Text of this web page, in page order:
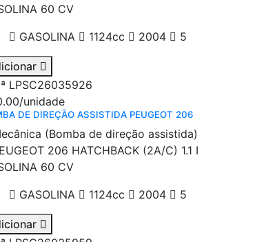
60 CV
GASOLINA
1124cc 2004 5
LPSC26035926
/unidade
DE DIREÇÃO ASSISTIDA PEUGEOT 206
(Bomba de direção assistida)
206 HATCHBACK (2A/C) 1.1 I
60 CV
GASOLINA
1124cc 2004 5